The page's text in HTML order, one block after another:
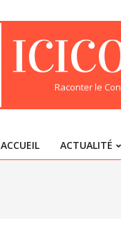
Raconter le
ACCUEIL ACTUALITÉ